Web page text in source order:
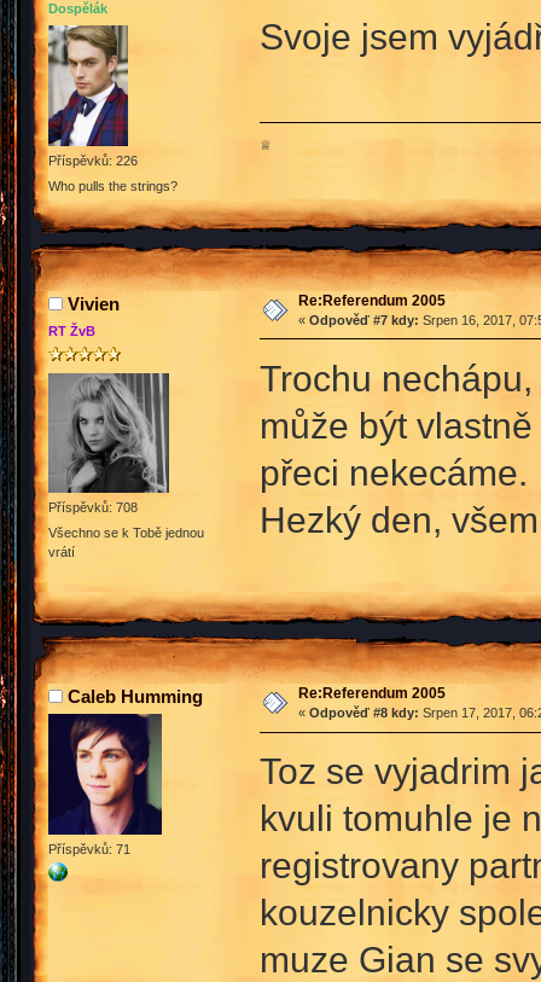
Dospělák
Příspěvků: 226
Who pulls the strings?
Svoje jsem
♕
Vivien
RT ŽvB
Příspěvků: 708
Všechno se k Tobě jednou
vrátí
Re:Referendum 2005
« Odpověď #7 kdy: Srpen 16, 2017,
Trochu
může být
přeci nekecáme.
Hezký den,
Caleb Humming
Příspěvků: 71
Re:Referendum 2005
« Odpověď #8 kdy: Srpen 17, 2017,
Toz se vyjadrim
kvuli tomuhle je
registrovany
kouzelnicky
muze Gian se